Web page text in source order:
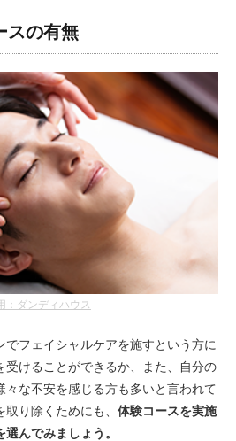
スの有無
：ダンディハウス
フェイシャルケアを施すという方に
受けることができるか、また、自分の
々な不安を感じる方も多いと言われて
り除くためにも、 体験コースを実施
んでみましょう。